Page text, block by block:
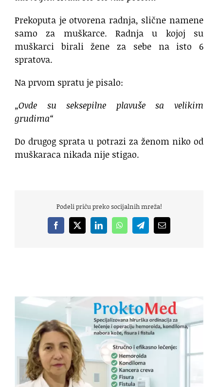
Prekoputa je otvorena radnja, slične namene
samo za muškarce. Radnja u kojoj su
muškarci birali žene za sebe na isto 6
spratova.
Na prvom spratu je pisalo:
„Ovde su seksepilne plavuše sa velikim
grudima“
Do drugog sprata u potrazi za ženom niko od
muškaraca nikada nije stigao.
Podeli priču preko socijalnih mreža!
Facebook
X LinkedInWhatsAppTelegramEmail